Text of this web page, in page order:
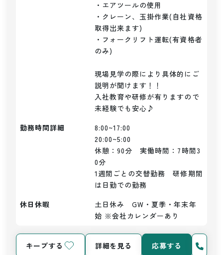
・エアツールの使用
・クレーン、玉掛作業(自社資格
取得出来ます)
・フォークリフト運転(有資格者
のみ)
現場見学の際により具体的にご
説明が聞けます！！
入社教育や研修が有りますので
未経験でも安心♪
勤務時間詳細
8:00~17:00
20:00~5:00
休憩：90分　実働時間：7時間3
0分
1週間ごとの交替勤務　研修期間
は日勤での勤務
休日休暇
土日休み　GW・夏季・年末年
始 ※会社カレンダーあり
キープする 詳細を見る 応募する